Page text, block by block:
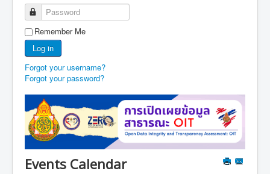
Password
Remember Me
Log in
Forgot your username?
Forgot your password?
Events Calendar